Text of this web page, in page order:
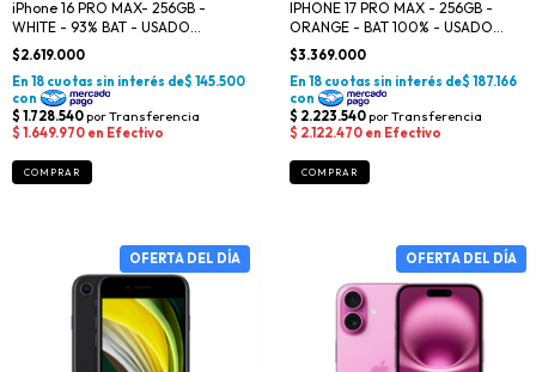
iPhone 16 PRO MAX- 256GB -
WHITE - 93% BAT - USADO
PREMIUM - OFERTA DEL DÍA
$2.619.000
IPHONE 17 PRO MAX - 256GB -
ORANGE - BAT 100% - USADO
PREMIUM
$3.369.000